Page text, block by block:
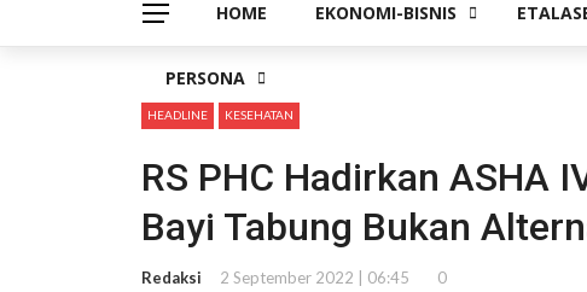
HOME EKONOMI-BISNIS
PERSONA
HEADLINE KESEHATAN
RS PHC Hadirkan ASHA
Bayi Tabung Bukan
Redaksi 2 September 2022 | 06:45 0